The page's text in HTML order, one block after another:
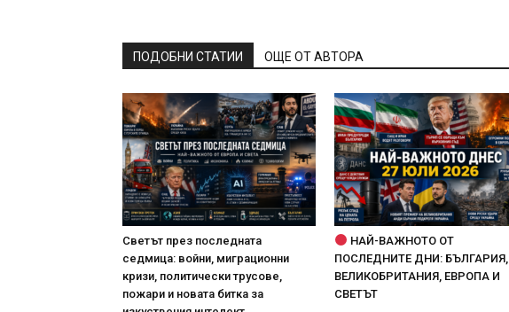
ПОДОБНИ СТАТИИ ОЩЕ ОТ АВТОРА
Светът през последната
седмица: войни, миграционни
кризи, политически трусове,
пожари и новата битка за
НАЙ-ВАЖНОТО ОТ
ПОСЛЕДНИТЕ ДНИ: БЪЛГАРИЯ,
ВЕЛИКОБРИТАНИЯ, ЕВРОПА И
СВЕТЪТ